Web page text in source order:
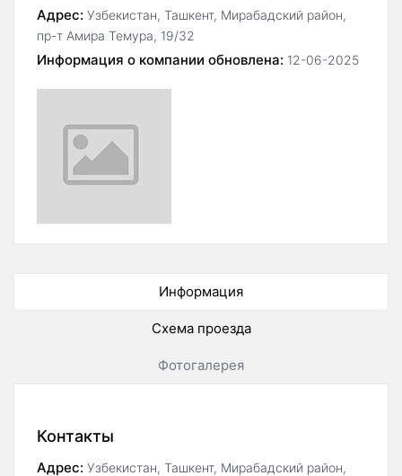
Адрес: Узбекистан, Ташкент, Мирабадский район,
пр-т Амира Темура, 19/32
Информация о компании обновлена: 12-06-2025
Информация
Схема проезда
Фотогалерея
Контакты
Адрес: Узбекистан, Ташкент, Мирабадский район,